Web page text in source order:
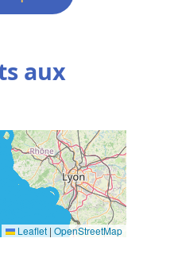
aux
Leaflet | OpenStreetMap